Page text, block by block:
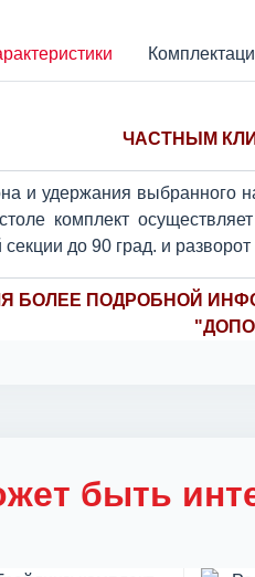
ЧАСТНЫМ
и удержания выбранного
комплект
секции до 90 град. и
БОЛЕЕ ПОДРОБНОЙ
быть